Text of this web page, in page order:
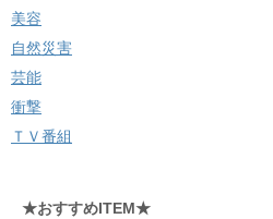
美容
自然災害
芸能
衝撃
ＴＶ番組
★おすすめITEM★